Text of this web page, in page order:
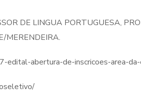
DE LINGUA PORTUGUESA,
MERENDEIRA.
edital-abertura-de-inscricoes-area-